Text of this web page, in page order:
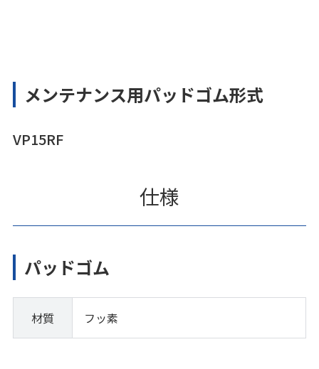
メンテナンス用パッドゴム形式
VP15RF
仕様
パッドゴム
材質 フッ素